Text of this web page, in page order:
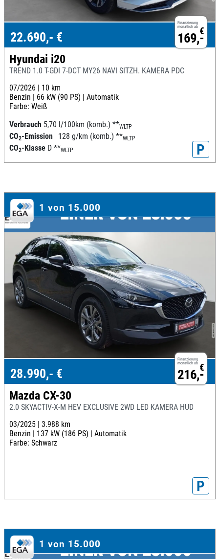
Finanzierung
monatlich ab €
169,-
22.690,- €
Hyundai i20
TREND 1.0 T-GDI 7-DCT MY26 NAVI SITZH. KAMERA PDC
07/2026 | 10 km
Benzin | 66 kW (90 PS) | Automatik
Farbe: Weiß
Verbrauch 5,70 l/100km (komb.) **WLTP
CO2-Emission 128 g/km (komb.) **WLTP
CO2-Klasse D **WLTP P
1 von 15.000
Finanzierung
monatlich ab €
216,-
28.990,- €
Mazda CX-30
2.0 SKYACTIV-X-M HEV EXCLUSIVE 2WD LED KAMERA HUD
03/2025 | 3.988 km
Benzin | 137 kW (186 PS) | Automatik
Farbe: Schwarz
P
1 von 15.000